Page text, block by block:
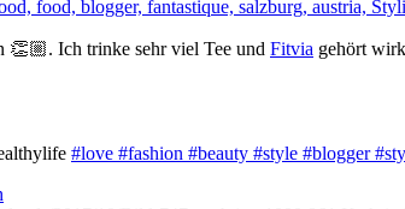
👏🏼. Ich trinke sehr viel Tee und Fitvia gehört
#love #fashion #beauty #style #blogger